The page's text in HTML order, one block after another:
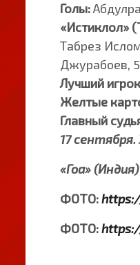
Голы:
«Истиклол»
Табрез
Джурабоев,
Лучший
Желтые
Главный
17
«Гоа»
ФОТО:
ФОТО: